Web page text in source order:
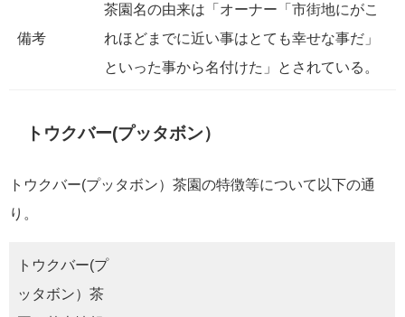
備考
茶園名の由来は「オーナー「市街地にがこ
れほどまでに近い事はとても幸せな事だ」
といった事から名付けた」とされている。
トウクバー(プッタボン）
トウクバー(プッタボン）茶園の特徴等について以下の通
り。
トウクバー(プ
ッタボン）茶